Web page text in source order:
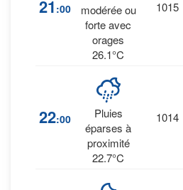
21 :00
modérée ou
forte avec
orages
26.1°C
1015
22:00
Pluies
éparses à
proximité
22.7°C
1014